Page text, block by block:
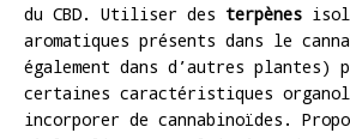
du CBD. Utiliser des terpènes
aromatiques présents dans le
également dans d’autres plantes)
certaines caractéristiques
incorporer de cannabinoïdes.